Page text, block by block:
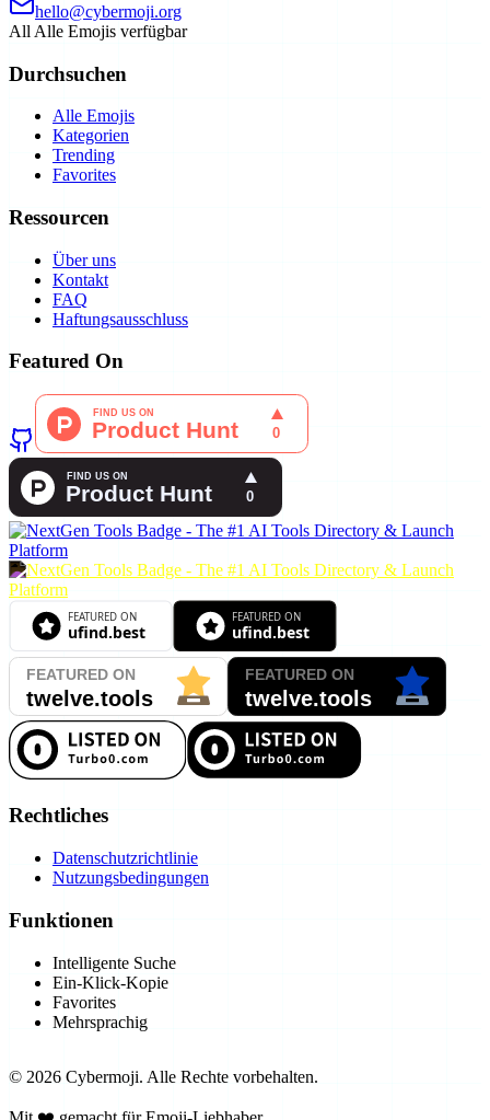
hello@cybermoji.org
All Alle Emojis verfügbar
Durchsuchen
Alle Emojis
Kategorien
Trending
Favorites
Ressourcen
Über uns
Kontakt
FAQ
Haftungsausschluss
Featured On
Rechtliches
Datenschutzrichtlinie
Nutzungsbedingungen
Funktionen
Intelligente Suche
Ein-Klick-Kopie
Favorites
Mehrsprachig
© 2026 Cybermoji. Alle Rechte vorbehalten.